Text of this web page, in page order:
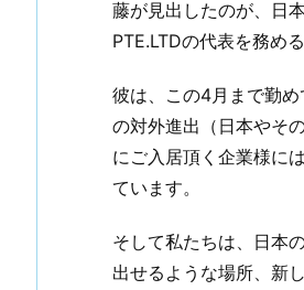
藤が見出したのが、日
PTE.LTDの代表を務め
彼は、この4月まで勤
の対外進出（日本やそ
にご入居頂く企業様に
ています。
そして私たちは、日本
出せるような場所、新